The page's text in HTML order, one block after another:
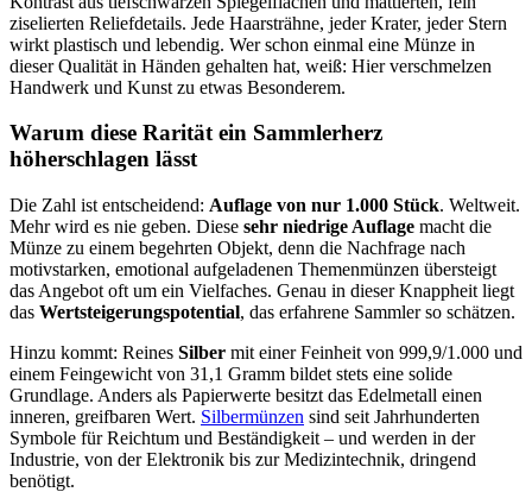
ziselierten Reliefdetails. Jede Haarsträhne, jeder Krater, jeder Stern
wirkt plastisch und lebendig. Wer schon einmal eine Münze in
dieser Qualität in Händen gehalten hat, weiß: Hier verschmelzen
Handwerk und Kunst zu etwas Besonderem.
Warum diese Rarität ein Sammlerherz
höherschlagen lässt
Die Zahl ist entscheidend: Auflage von nur 1.000 Stück. Weltweit.
Mehr wird es nie geben. Diese sehr niedrige Auflage macht die
Münze zu einem begehrten Objekt, denn die Nachfrage nach
motivstarken, emotional aufgeladenen Themenmünzen übersteigt
das Angebot oft um ein Vielfaches. Genau in dieser Knappheit liegt
das Wertsteigerungspotential, das erfahrene Sammler so schätzen.
Hinzu kommt: Reines Silber mit einer Feinheit von 999,9/1.000 und
einem Feingewicht von 31,1 Gramm bildet stets eine solide
Grundlage. Anders als Papierwerte besitzt das Edelmetall einen
inneren, greifbaren Wert. Silbermünzen sind seit Jahrhunderten
Symbole für Reichtum und Beständigkeit – und werden in der
Industrie, von der Elektronik bis zur Medizintechnik, dringend
benötigt.